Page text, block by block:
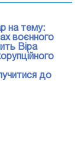
на тему:
воєнного
Віра
до